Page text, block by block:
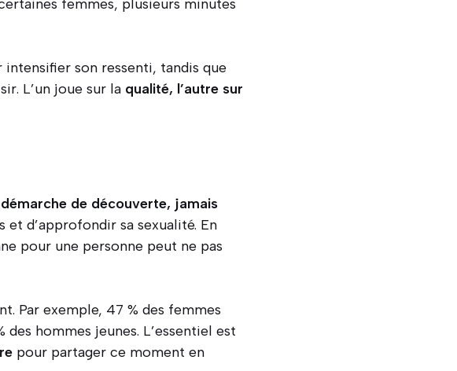
femmes, plusieurs minutes
son ressenti, tandis que
L’un joue sur la qualité, l’autre sur
de découverte, jamais
d’approfondir sa sexualité. En
pour une personne peut ne pas
Par exemple, 47 % des femmes
hommes jeunes. L’essentiel est
pour partager ce moment en